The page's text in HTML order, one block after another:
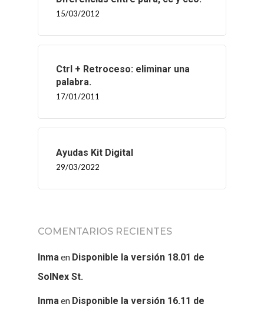
15/03/2012
Ctrl + Retroceso: eliminar una
palabra.
17/01/2011
Ayudas Kit Digital
29/03/2022
COMENTARIOS RECIENTES
Inmaen Disponible la versión 18.01 de
SolNex St.
Inmaen Disponible la versión 16.11 de